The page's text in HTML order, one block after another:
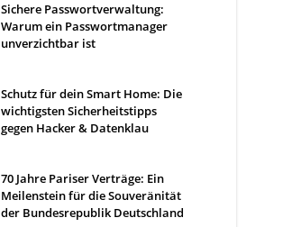
Sichere Passwortverwaltung:
Warum ein Passwortmanager
unverzichtbar ist
Schutz für dein Smart Home: Die
wichtigsten Sicherheitstipps
gegen Hacker & Datenklau
70 Jahre Pariser Verträge: Ein
Meilenstein für die Souveränität
der Bundesrepublik Deutschland